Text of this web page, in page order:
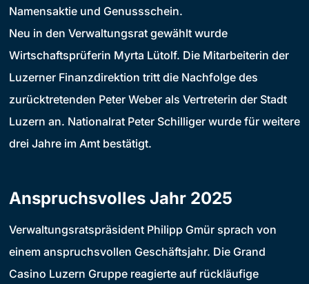
Namensaktie und Genussschein.
Neu in den Verwaltungsrat gewählt wurde
Wirtschaftsprüferin Myrta Lütolf. Die Mitarbeiterin der
Luzerner Finanzdirektion tritt die Nachfolge des
zurücktretenden Peter Weber als Vertreterin der Stadt
Luzern an. Nationalrat Peter Schilliger wurde für weitere
drei Jahre im Amt bestätigt.
Anspruchsvolles Jahr 2025
Verwaltungsratspräsident Philipp Gmür sprach von
einem anspruchsvollen Geschäftsjahr. Die Grand
Casino Luzern Gruppe reagierte auf rückläufige